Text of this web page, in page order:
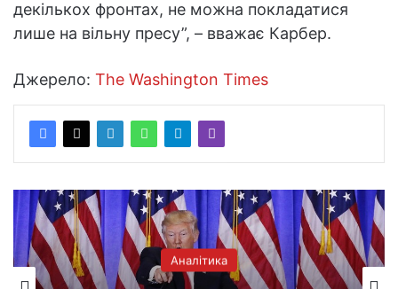
декількох фронтах, не можна покладатися
лише на вільну пресу”, – вважає Карбер.
Джерело: The Washington Times
Аналітика